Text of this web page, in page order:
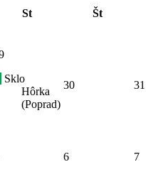
St Št
Sklo
Hôrka
(Poprad)
30 31
6
7